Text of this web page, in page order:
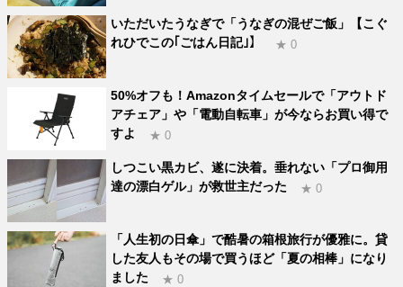
いただいたうなぎで「うなぎの混ぜご飯」【こぐ
れひでこの｢ごはん日記｣】
★ 0
50%オフも！Amazonタイムセールで「アウトド
アチェア」や「電動自転車」が今ならお買い得で
すよ
★ 0
しつこい黒カビ、遂に決着。垂れない「プロ御用
達の漂白ゲル」が救世主だった
★ 0
「人生初の日傘」で酷暑の箱根旅行が優雅に。貸
した友人もその場で買うほど「夏の相棒」になり
ました
★ 0